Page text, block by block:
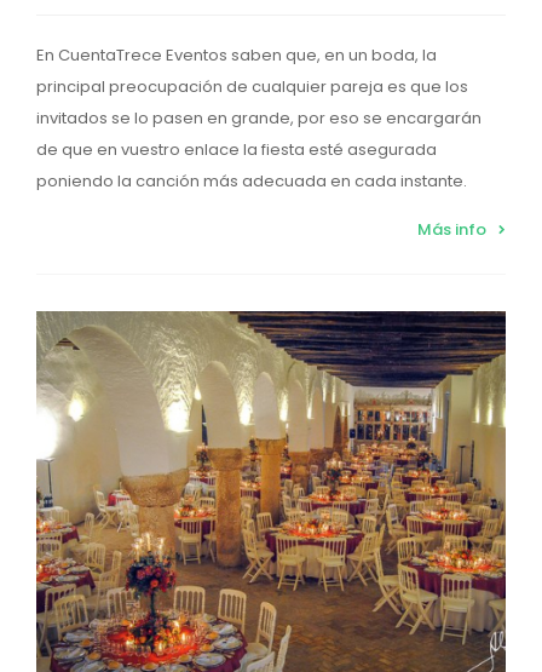
En CuentaTrece Eventos saben que, en un boda, la
principal preocupación de cualquier pareja es que los
invitados se lo pasen en grande, por eso se encargarán
de que en vuestro enlace la fiesta esté asegurada
poniendo la canción más adecuada en cada instante.
Más info